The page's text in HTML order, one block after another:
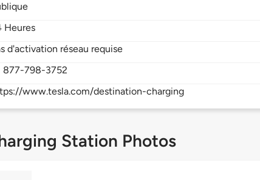
Heures
d'activation réseau requise
877-798-3752
www.tesla.com/destination-charging
Station Photos